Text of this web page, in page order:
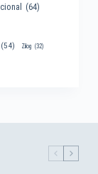
(64)
(54) Zilog (32)